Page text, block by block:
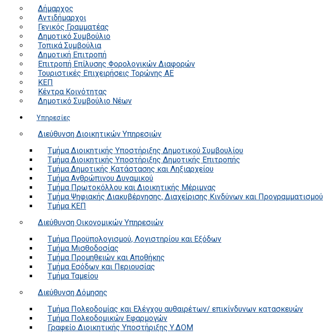
Δήμαρχος
Αντιδήμαρχοι
Γενικός Γραμματέας
Δημοτικό Συμβούλιο
Τοπικά Συμβούλια
Δημοτική Επιτροπή
Επιτροπή Επίλυσης Φορολογικών Διαφορών
Τουριστικές Επιχειρήσεις Τορώνης ΑΕ
ΚΕΠ
Κέντρα Κοινότητας
Δημοτικό Συμβούλιο Νέων
Υπηρεσίες
Διεύθυνση Διοικητικών Υπηρεσιών
Τμήμα Διοικητικής Υποστήριξης Δημοτικού Συμβουλίου
Τμήμα Διοικητικής Υποστήριξης Δημοτικής Επιτροπής
Τμήμα Δημοτικής Κατάστασης και Ληξιαρχείου
Τμήμα Ανθρώπινου Δυναμικού
Τμήμα Πρωτοκόλλου και Διοικητικής Μέριμνας
Τμήμα Ψηφιακής Διακυβέρνησης, Διαχείρισης Κινδύνων και Προγραμματισμού
Τμήμα ΚΕΠ
Διεύθυνση Οικονομικών Υπηρεσιών
Τμήμα Προϋπολογισμού, Λογιστηρίου και Εξόδων
Τμήμα Μισθοδοσίας
Τμήμα Προμηθειών και Αποθήκης
Τμήμα Εσόδων και Περιουσίας
Τμήμα Ταμείου
Διεύθυνση Δόμησης
Τμήμα Πολεοδομίας και Ελέγχου αυθαιρέτων/ επικίνδυνων κατασκευών
Τμήμα Πολεοδομικών Εφαρμογών
Γραφείο Διοικητικής Υποστήριξης Υ.ΔΟΜ